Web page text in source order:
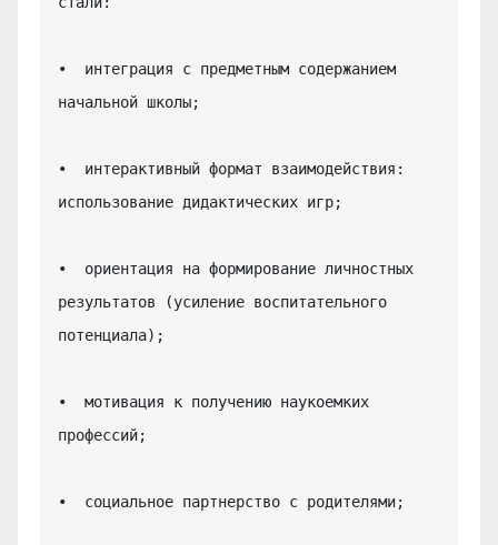
•  интеграция с предметным содержанием
начальной школы;
•  интерактивный формат взаимодействия:
использование дидактических игр;
•  ориентация на формирование личностных
результатов (усиление воспитательного
потенциала);
•  мотивация к получению наукоемких
профессий;
•  социальное партнерство с родителями;